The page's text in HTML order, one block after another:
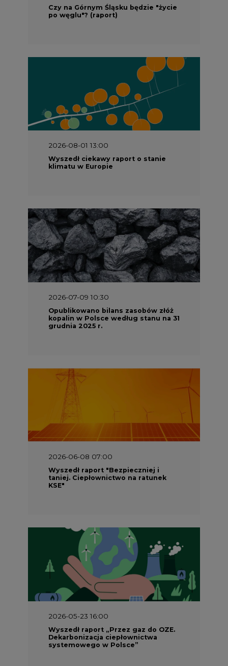
Wyszedł ciekawy raport o stanie
klimatu w Europie
2026-07-09 10:30
Opublikowano bilans zasobów złóż
kopalin w Polsce według stanu na 31
2026-06-08 07:00
Wyszedł raport "Bezpieczniej i
taniej. Ciepłownictwo na ratunek
KSE"
2026-05-23 16:00
Wyszedł raport „Przez gaz do OZE.
Dekarbonizacja ciepłownictwa
2026-05-23 15:00
Koszty transformacji energetyki w
Polsce do 2040 roku – sprawdzamy
wnioski ekspertów